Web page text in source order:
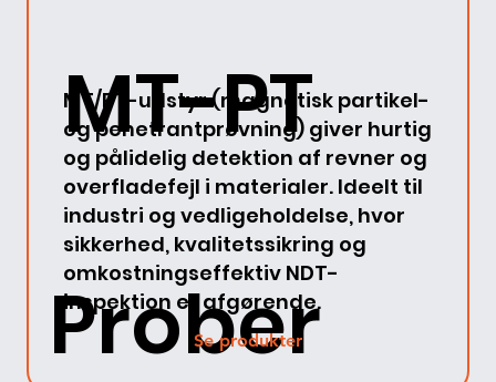
MT-PT
MT/PT-udstyr (magnetisk partikel-
og penetrantprøvning) giver hurtig
og pålidelig detektion af revner og
overfladefejl i materialer. Ideelt til
industri og vedligeholdelse, hvor
sikkerhed, kvalitetssikring og
omkostningseffektiv NDT-
inspektion er afgørende.
Prober
Se produkter